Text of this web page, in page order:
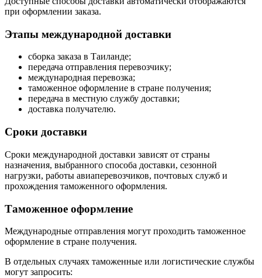
при оформлении заказа.
Этапы международной доставки
сборка заказа в Таиланде;
передача отправления перевозчику;
международная перевозка;
таможенное оформление в стране получения;
передача в местную службу доставки;
доставка получателю.
Сроки доставки
Сроки международной доставки зависят от страны
назначения, выбранного способа доставки, сезонной
нагрузки, работы авиаперевозчиков, почтовых служб и
прохождения таможенного оформления.
Таможенное оформление
Международные отправления могут проходить таможенное
оформление в стране получения.
В отдельных случаях таможенные или логистические службы
могут запросить: